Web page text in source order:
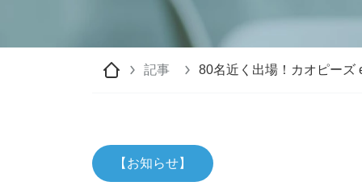
記事 80名近く出場！カオピー
【お知らせ】